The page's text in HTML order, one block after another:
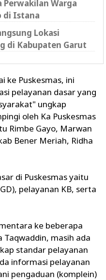
Perwakilan Warga
di Istana
Lokasi
di Kabupaten Garut
ke Puskesmas, ini
pelayanan dasar yang
ungkap
oleh Ka Puskesmas
Rimbe Gayo, Marwan
Bener Meriah, Ridha
di Puskesmas yaitu
pelayanan KB, serta
ke beberapa
masih ada
standar pelayanan
informasi pelayanan
pengaduan (komplein)